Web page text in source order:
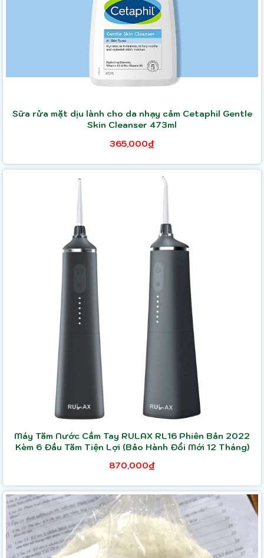
Sữa rửa mặt dịu lành cho da nhạy cảm Cetaphil Gentle
Skin Cleanser 473ml
365,000₫
Máy Tăm Nước Cầm Tay RULAX RL16 Phiên Bản 2022
Kèm 6 Đầu Tăm Tiện Lợi (Bảo Hành Đổi Mới 12 Tháng)
870,000₫